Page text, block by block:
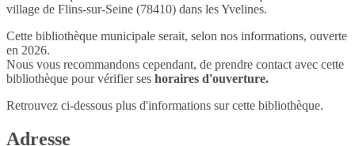
village de Flins-sur-Seine (78410) dans les Yvelines.
Cette bibliothèque municipale serait, selon nos informations, ouverte
en 2026.
Nous vous recommandons cependant, de prendre contact avec cette
bibliothèque pour vérifier ses horaires d'ouverture.
Retrouvez ci-dessous plus d'informations sur cette bibliothèque.
Adresse